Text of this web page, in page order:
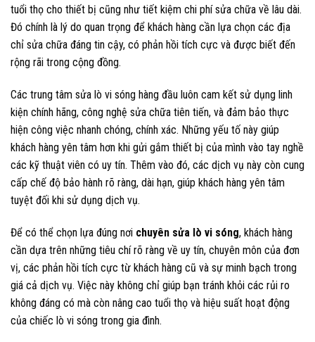
tuổi thọ cho thiết bị cũng như tiết kiệm chi phí sửa chữa về lâu dài.
Đó chính là lý do quan trọng để khách hàng cần lựa chọn các địa
chỉ sửa chữa đáng tin cậy, có phản hồi tích cực và được biết đến
rộng rãi trong cộng đồng.
Các trung tâm sửa lò vi sóng hàng đầu luôn cam kết sử dụng linh
kiện chính hãng, công nghệ sửa chữa tiên tiến, và đảm bảo thực
hiện công việc nhanh chóng, chính xác. Những yếu tố này giúp
khách hàng yên tâm hơn khi gửi gắm thiết bị của mình vào tay nghề
các kỹ thuật viên có uy tín. Thêm vào đó, các dịch vụ này còn cung
cấp chế độ bảo hành rõ ràng, dài hạn, giúp khách hàng yên tâm
tuyệt đối khi sử dụng dịch vụ.
Để có thể chọn lựa đúng nơi chuyên sửa lò vi sóng, khách hàng
cần dựa trên những tiêu chí rõ ràng về uy tín, chuyên môn của đơn
vị, các phản hồi tích cực từ khách hàng cũ và sự minh bạch trong
giá cả dịch vụ. Việc này không chỉ giúp bạn tránh khỏi các rủi ro
không đáng có mà còn nâng cao tuổi thọ và hiệu suất hoạt động
của chiếc lò vi sóng trong gia đình.